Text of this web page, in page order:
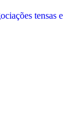
tensas e